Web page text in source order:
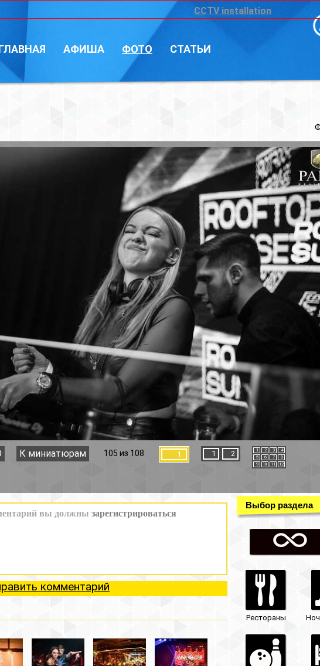
CCTV installation
Войти
ФОТО СТАТЬИ
Фотограф: Viktor Yakovenko
105 из 108 1 1 2 2 3
4
8
Выбор раздела
Рестораны Ночные клубы Магазины